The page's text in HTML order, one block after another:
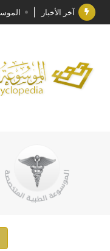
آخر الأخبار
إعلان..